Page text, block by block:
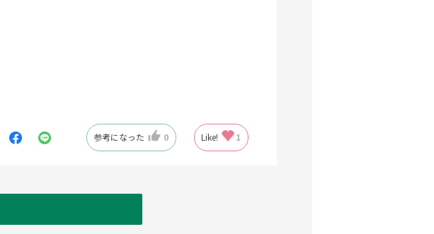
参考になった 0 Like! 1